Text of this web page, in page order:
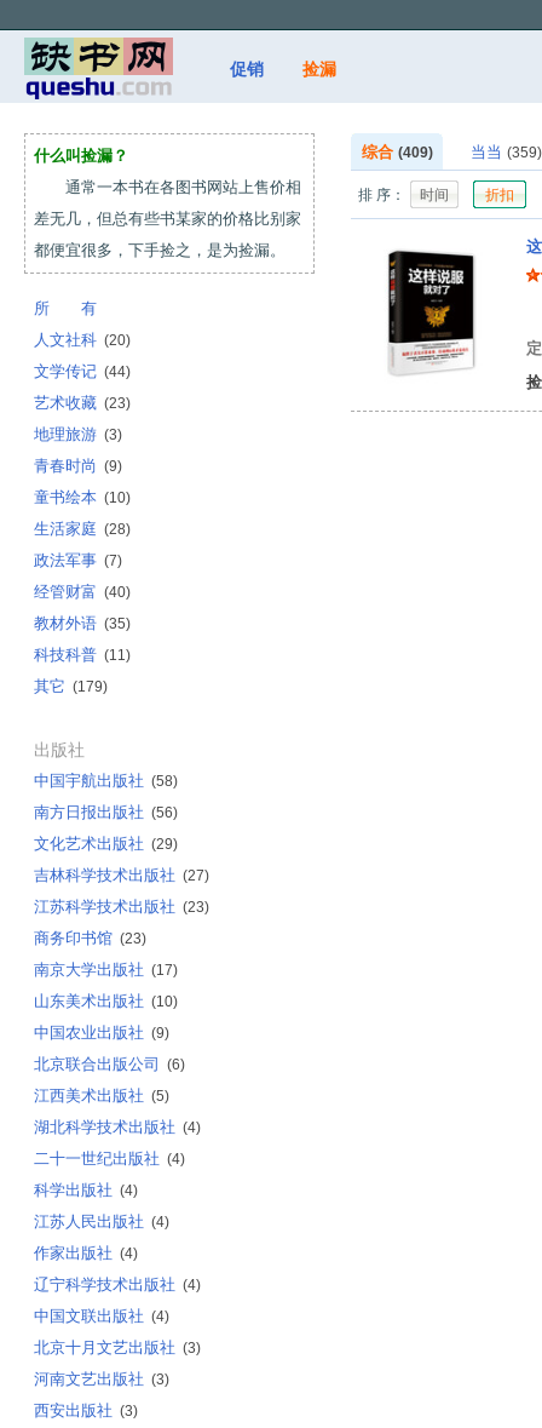
促销 捡漏
什么叫捡漏？
通常一本书在各图书网站上售价相
差无几，但总有些书某家的价格比别家
都便宜很多，下手捡之，是为捡漏。
所 有
人文社科 (20)
文学传记 (44)
艺术收藏 (23)
地理旅游 (3)
青春时尚 (9)
童书绘本 (10)
生活家庭 (28)
政法军事 (7)
经管财富 (40)
教材外语 (35)
科技科普 (11)
其它 (179)
出版社
中国宇航出版社 (58)
南方日报出版社 (56)
文化艺术出版社 (29)
吉林科学技术出版社 (27)
江苏科学技术出版社 (23)
商务印书馆 (23)
南京大学出版社 (17)
山东美术出版社 (10)
中国农业出版社 (9)
北京联合出版公司 (6)
江西美术出版社 (5)
湖北科学技术出版社 (4)
二十一世纪出版社 (4)
科学出版社 (4)
江苏人民出版社 (4)
作家出版社 (4)
辽宁科学技术出版社 (4)
中国文联出版社 (4)
北京十月文艺出版社 (3)
河南文艺出版社 (3)
西安出版社 (3)
综合 (409) 当当 (359)
排 序： 时间 折扣